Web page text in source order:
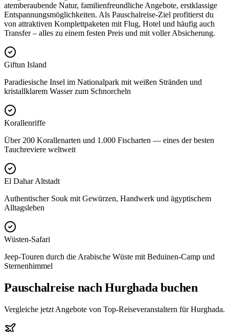
atemberaubende Natur, familienfreundliche Angebote, erstklassige
Entspannungsmöglichkeiten. Als Pauschalreise-Ziel profitierst du
von attraktiven Komplettpaketen mit Flug, Hotel und häufig auch
Transfer – alles zu einem festen Preis und mit voller Absicherung.
Giftun Island
Paradiesische Insel im Nationalpark mit weißen Stränden und
kristallklarem Wasser zum Schnorcheln
Korallenriffe
Über 200 Korallenarten und 1.000 Fischarten — eines der besten
Tauchreviere weltweit
El Dahar Altstadt
Authentischer Souk mit Gewürzen, Handwerk und ägyptischem
Alltagsleben
Wüsten-Safari
Jeep-Touren durch die Arabische Wüste mit Beduinen-Camp und
Sternenhimmel
Pauschalreise nach Hurghada buchen
Vergleiche jetzt Angebote von Top-Reiseveranstaltern für Hurghada.